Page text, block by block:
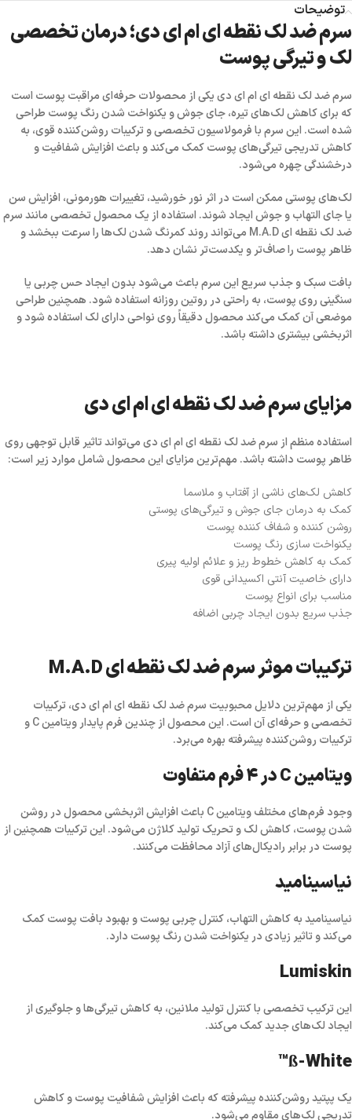
توضیحات
سرم ضد لک نقطه ای ام ای دی؛ درمان تخصصی
لک و تیرگی پوست
سرم ضد لک نقطه ای ام ای دی یکی از محصولات حرفه‌ای مراقبت پوست است
که برای کاهش لک‌های تیره، جای جوش و یکنواخت شدن رنگ پوست طراحی
شده است. این سرم با فرمولاسیون تخصصی و ترکیبات روشن‌کننده قوی، به
کاهش تدریجی تیرگی‌های پوست کمک می‌کند و باعث افزایش شفافیت و
درخشندگی چهره می‌شود.
لک‌های پوستی ممکن است در اثر نور خورشید، تغییرات هورمونی، افزایش سن
یا جای التهاب و جوش ایجاد شوند. استفاده از یک محصول تخصصی مانند سرم
ضد لک نقطه ای M.A.D می‌تواند روند کمرنگ شدن لک‌ها را سرعت ببخشد و
ظاهر پوست را صاف‌تر و یکدست‌تر نشان دهد.
بافت سبک و جذب سریع این سرم باعث می‌شود بدون ایجاد حس چربی یا
سنگینی روی پوست، به راحتی در روتین روزانه استفاده شود. همچنین طراحی
موضعی آن کمک می‌کند محصول دقیقاً روی نواحی دارای لک استفاده شود و
اثربخشی بیشتری داشته باشد.
مزایای سرم ضد لک نقطه ای ام ای دی
استفاده منظم از سرم ضد لک نقطه ای ام ای دی می‌تواند تاثیر قابل توجهی روی
ظاهر پوست داشته باشد. مهم‌ترین مزایای این محصول شامل موارد زیر است:
کاهش لک‌های ناشی از آفتاب و ملاسما
کمک به درمان جای جوش و تیرگی‌های پوستی
روشن کننده و شفاف کننده پوست
یکنواخت سازی رنگ پوست
کمک به کاهش خطوط ریز و علائم اولیه پیری
دارای خاصیت آنتی اکسیدانی قوی
مناسب برای انواع پوست
جذب سریع بدون ایجاد چربی اضافه
ترکیبات موثر سرم ضد لک نقطه ای M.A.D
یکی از مهم‌ترین دلایل محبوبیت سرم ضد لک نقطه ای ام ای دی، ترکیبات
تخصصی و حرفه‌ای آن است. این محصول از چندین فرم پایدار ویتامین C و
ترکیبات روشن‌کننده پیشرفته بهره می‌برد.
ویتامین C در ۴ فرم متفاوت
وجود فرم‌های مختلف ویتامین C باعث افزایش اثربخشی محصول در روشن
شدن پوست، کاهش لک و تحریک تولید کلاژن می‌شود. این ترکیبات همچنین از
پوست در برابر رادیکال‌های آزاد محافظت می‌کنند.
نیاسینامید
نیاسینامید به کاهش التهاب، کنترل چربی پوست و بهبود بافت پوست کمک
می‌کند و تاثیر زیادی در یکنواخت شدن رنگ پوست دارد.
Lumiskin
این ترکیب تخصصی با کنترل تولید ملانین، به کاهش تیرگی‌ها و جلوگیری از
ایجاد لک‌های جدید کمک می‌کند.
ß-White™
یک پپتید روشن‌کننده پیشرفته که باعث افزایش شفافیت پوست و کاهش
تدریجی لک‌های مقاوم می‌شود.